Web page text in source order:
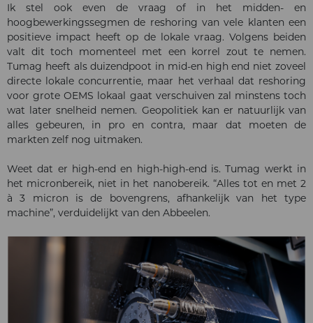
Ik stel ook even de vraag of in het midden- en
hoogbewerkingssegmen de reshoring van vele klanten een
positieve impact heeft op de lokale vraag. Volgens beiden
valt dit toch momenteel met een korrel zout te nemen.
Tumag heeft als duizendpoot in mid-en high end niet zoveel
directe lokale concurrentie, maar het verhaal dat reshoring
voor grote OEMS lokaal gaat verschuiven zal minstens toch
wat later snelheid nemen. Geopolitiek kan er natuurlijk van
alles gebeuren, in pro en contra, maar dat moeten de
markten zelf nog uitmaken.
Weet dat er high-end en high-high-end is. Tumag werkt in
het micronbereik, niet in het nanobereik. “Alles tot en met 2
à 3 micron is de bovengrens, afhankelijk van het type
machine”, verduidelijkt van den Abbeelen.